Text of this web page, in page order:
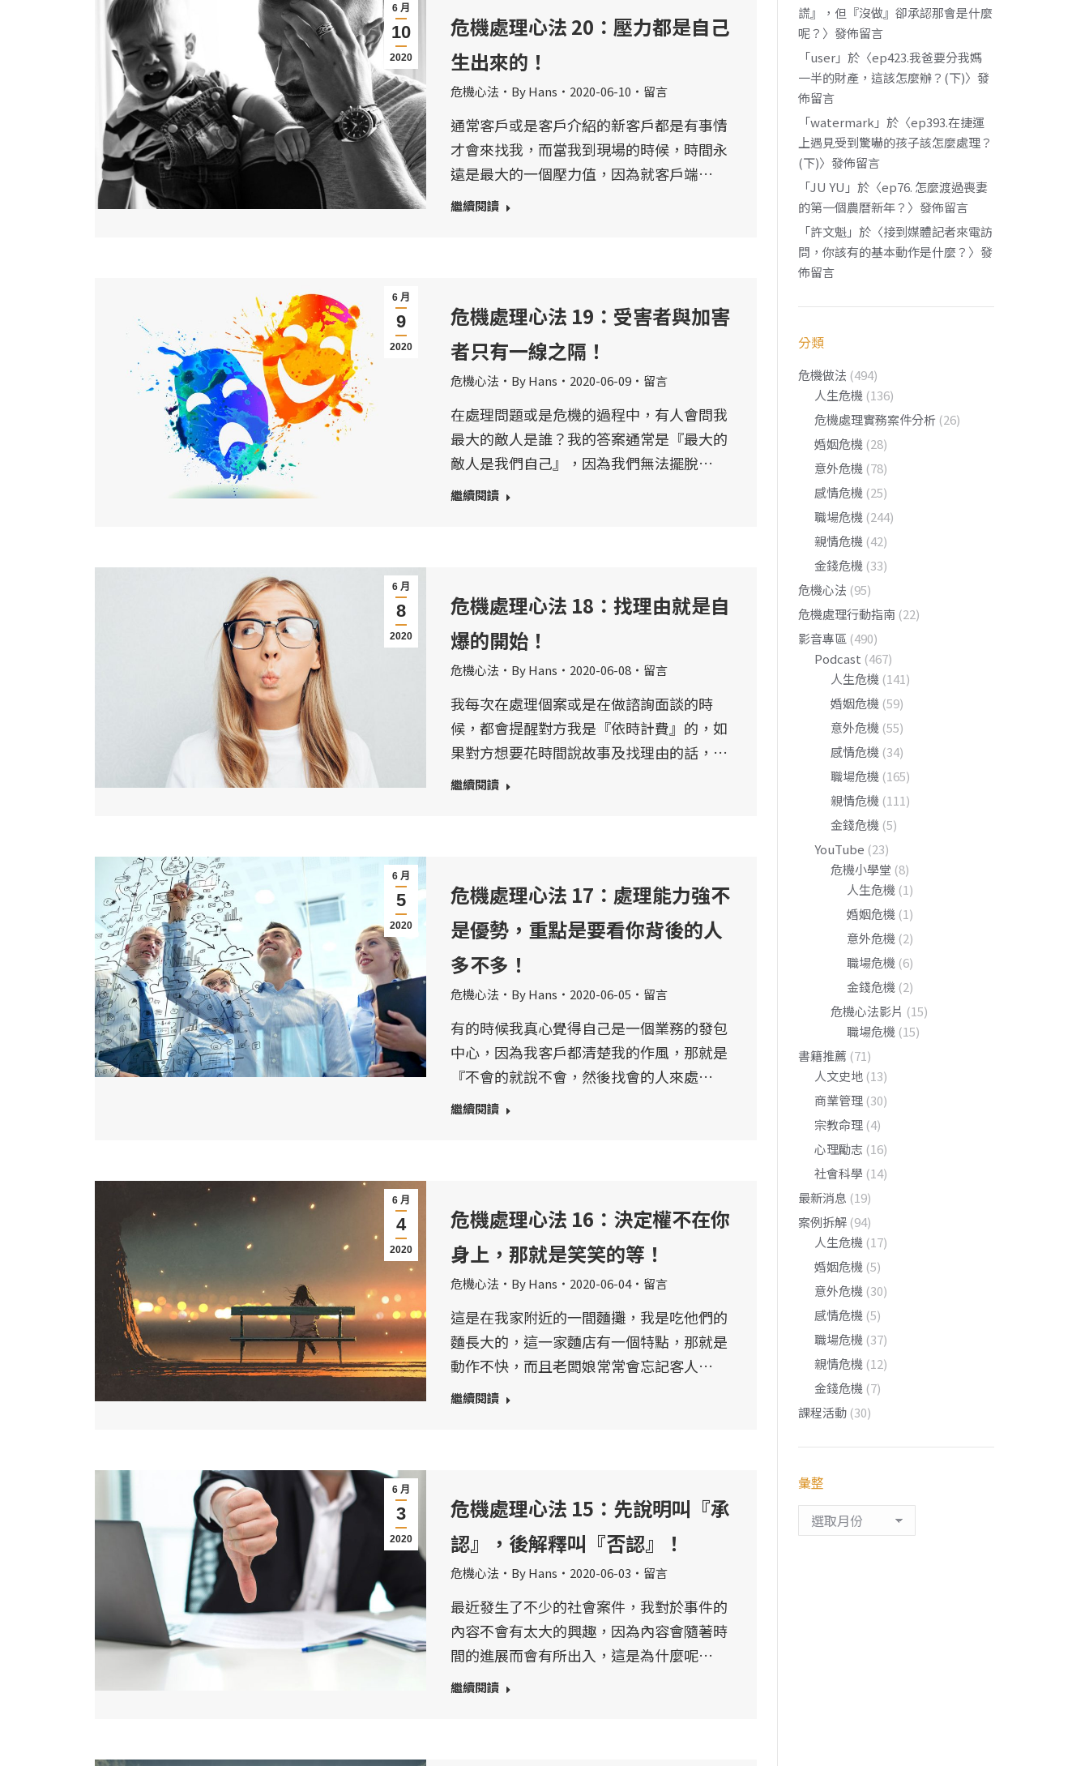
6 月
10
2020
危機處理心法 20：壓力都是自己
生出來的！
危機心法 ByHans 2020-06-10 留言
通常客戶或是客戶介紹的新客戶都是有事情
才會來找我，而當我到現場的時候，時間永
遠是最大的一個壓力值，因為就客戶端…
繼續閱讀
6 月
9
2020
危機處理心法 19：受害者與加害
者只有一線之隔！
危機心法 ByHans 2020-06-09 留言
在處理問題或是危機的過程中，有人會問我
最大的敵人是誰？我的答案通常是『最大的
敵人是我們自己』，因為我們無法擺脫…
繼續閱讀
6 月
8
2020
危機處理心法 18：找理由就是自
爆的開始！
危機心法 ByHans 2020-06-08 留言
我每次在處理個案或是在做諮詢面談的時
候，都會提醒對方我是『依時計費』的，如
果對方想要花時間說故事及找理由的話，…
繼續閱讀
6 月
5
2020
危機處理心法 17：處理能力強不
是優勢，重點是要看你背後的人
多不多！
危機心法 ByHans 2020-06-05 留言
有的時候我真心覺得自己是一個業務的發包
中心，因為我客戶都清楚我的作風，那就是
『不會的就說不會，然後找會的人來處…
繼續閱讀
6 月
4
2020
危機處理心法 16：決定權不在你
身上，那就是笑笑的等！
危機心法 ByHans 2020-06-04 留言
這是在我家附近的一間麵攤，我是吃他們的
麵長大的，這一家麵店有一個特點，那就是
動作不快，而且老闆娘常常會忘記客人…
繼續閱讀
6 月
3
2020
危機處理心法 15：先說明叫『承
認』，後解釋叫『否認』！
危機心法 ByHans 2020-06-03 留言
最近發生了不少的社會案件，我對於事件的
內容不會有太大的興趣，因為內容會隨著時
間的進展而會有所出入，這是為什麼呢…
繼續閱讀
謊』，但『沒做』卻承認那會是什麼
呢？ 〉發佈留言
「user」於〈ep423.我爸要分我媽
一半的財產，這該怎麼辦？(下)〉發
佈留言
「watermark 」於〈ep393.在捷運
上遇見受到驚嚇的孩子該怎麼處理？
(下)〉發佈留言
「JU YU 」於〈ep76. 怎麼渡過喪妻
的第一個農曆新年？ 〉發佈留言
「許文魁」於〈接到媒體記者來電訪
問，你該有的基本動作是什麼？ 〉發
佈留言
分類
危機做法 (494)
人生危機 (136)
危機處理實務案件分析 (26)
婚姻危機 (28)
意外危機 (78)
感情危機 (25)
職場危機 (244)
親情危機 (42)
金錢危機 (33)
危機心法 (95)
危機處理行動指南 (22)
影音專區 (490)
Podcast (467)
人生危機 (141)
婚姻危機 (59)
意外危機 (55)
感情危機 (34)
職場危機 (165)
親情危機 (111)
金錢危機 (5)
YouTube (23)
危機小學堂 (8)
人生危機 (1)
婚姻危機 (1)
意外危機 (2)
職場危機 (6)
金錢危機 (2)
危機心法影片 (15)
職場危機 (15)
書籍推薦 (71)
人文史地 (13)
商業管理 (30)
宗教命理 (4)
心理勵志 (16)
社會科學 (14)
最新消息 (19)
案例拆解 (94)
人生危機 (17)
婚姻危機 (5)
意外危機 (30)
感情危機 (5)
職場危機 (37)
親情危機 (12)
金錢危機 (7)
課程活動 (30)
彙整
整